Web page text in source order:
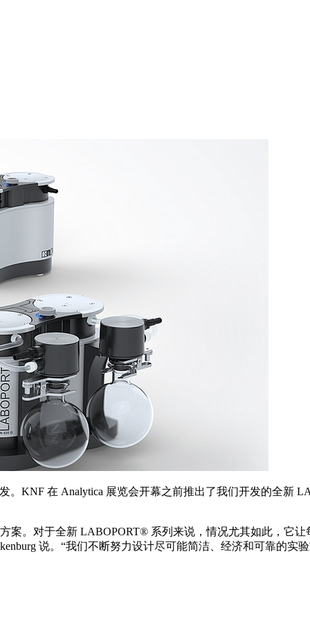
KNF 在 Analytica 展览会开幕之前推出了我们开发的全新
。对于全新 LABOPORT® 系列来说，情况尤其如此，它
说。“我们不断努力设计尽可能简洁、经济和可靠的实